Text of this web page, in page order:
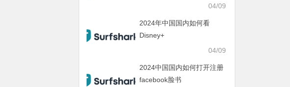
04/09
2024年中国国内如何看
Disney+
04/09
2024中国国内如何打开注册
facebook脸书